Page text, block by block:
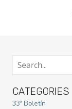
CATEGORIES
33º Boletín